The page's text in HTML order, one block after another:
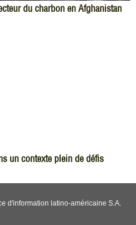
du charbon en Afghanistan
un contexte plein de défis
d'information latino-américaine S.A.